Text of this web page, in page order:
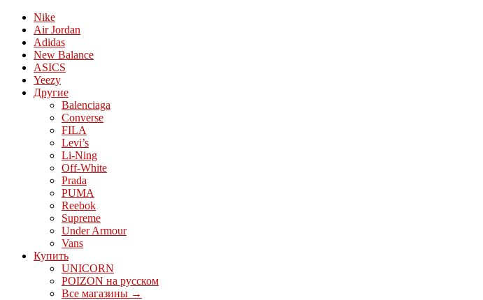
Nike
Air Jordan
Adidas
New Balance
ASICS
Yeezy
Другие
Balenciaga
Converse
FILA
Levi’s
Li-Ning
Off-White
Prada
PUMA
Reebok
Supreme
Under Armour
Vans
Купить
UNICORN
POIZON на русском
Все магазины →